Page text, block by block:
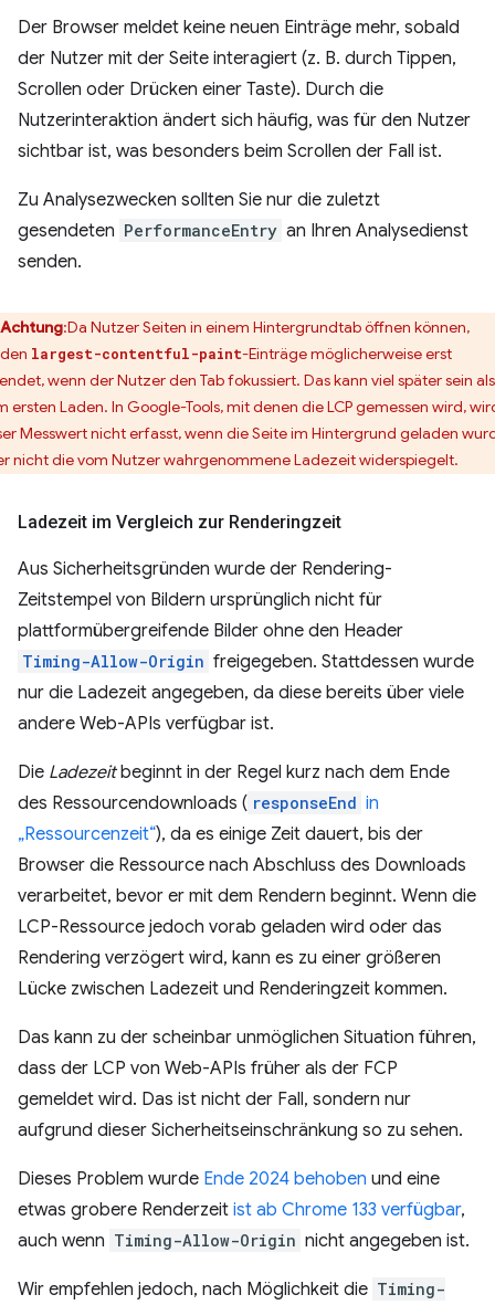
Der Browser meldet keine neuen Einträge mehr, sobald
der Nutzer mit der Seite interagiert (z. B. durch Tippen,
Scrollen oder Drücken einer Taste). Durch die
Nutzerinteraktion ändert sich häufig, was für den Nutzer
sichtbar ist, was besonders beim Scrollen der Fall ist.
Zu Analysezwecken sollten Sie nur die zuletzt
gesendeten PerformanceEntry an Ihren Analysedienst
senden.
Achtung:Da Nutzer Seiten in einem Hintergrundtab öffnen können,
largest-contentful-paint-Einträge möglicherweise erst
wenn der Nutzer den Tab fokussiert. Das kann viel später sein als
ersten Laden. In Google-Tools, mit denen die LCP gemessen wird,
Messwert nicht erfasst, wenn die Seite im Hintergrund geladen
nicht die vom Nutzer wahrgenommene Ladezeit widerspiegelt.
Ladezeit im Vergleich zur Renderingzeit
Aus Sicherheitsgründen wurde der Rendering-
Zeitstempel von Bildern ursprünglich nicht für
plattformübergreifende Bilder ohne den Header
Timing-Allow-Origin freigegeben. Stattdessen wurde
nur die Ladezeit angegeben, da diese bereits über viele
andere Web-APIs verfügbar ist.
Die Ladezeitbeginnt in der Regel kurz nach dem Ende
des Ressourcendownloads ( responseEnd in
„Ressourcenzeit“), da es einige Zeit dauert, bis der
Browser die Ressource nach Abschluss des Downloads
verarbeitet, bevor er mit dem Rendern beginnt. Wenn die
LCP-Ressource jedoch vorab geladen wird oder das
Rendering verzögert wird, kann es zu einer größeren
Lücke zwischen Ladezeit und Renderingzeit kommen.
Das kann zu der scheinbar unmöglichen Situation führen,
dass der LCP von Web-APIs früher als der FCP
gemeldet wird. Das ist nicht der Fall, sondern nur
aufgrund dieser Sicherheitseinschränkung so zu sehen.
Dieses Problem wurde Ende 2024 behoben und eine
etwas grobere Renderzeit ist ab Chrome 133 verfügbar,
auch wenn Timing-Allow-Origin nicht angegeben ist.
Wir empfehlen jedoch, nach Möglichkeit die Timing-